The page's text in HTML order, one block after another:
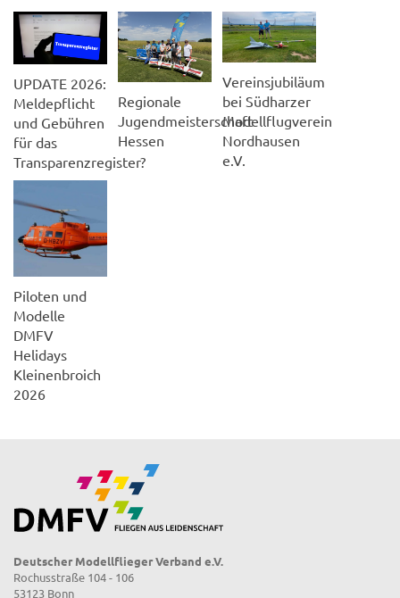
UPDATE 2026:
Meldepflicht
und Gebühren
für das
Transparenzregister?
Regionale
Jugendmeisterschaft
Hessen
Vereinsjubiläum
bei Südharzer
Modellflugverein
Nordhausen
e.V.
Piloten und
Modelle
DMFV
Helidays
Kleinenbroich
2026
Deutscher Modellflieger Verband e.V.
Rochusstraße 104 - 106
53123 Bonn